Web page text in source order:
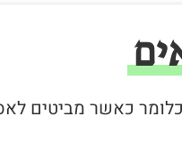
כאשר מביטים